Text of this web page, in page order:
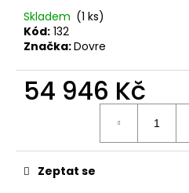
Skladem (1 ks)
Kód: 132
Značka:Dovre
54 946 Kč
Zeptat se
m
e
DOVRE
SAGA
440